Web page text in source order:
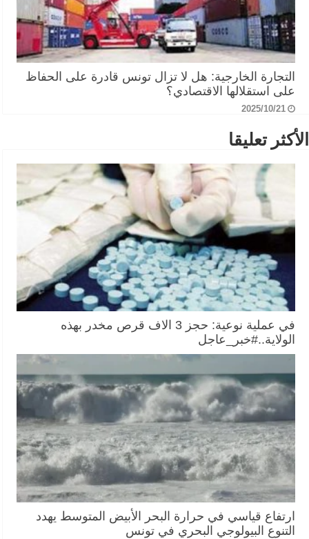
التجارة الخارجية: هل لا تزال تونس قادرة على الحفاظ
على استقلالها الاقتصادي؟
2025/10/21
الأكثر تعليقا
في عملية نوعية: حجز 3 الاف قرص مخدر بهذه
الولاية..#خبر_عاجل
ارتفاع قياسي في حرارة البحر الأبيض المتوسط يهدد
التنوع البيولوجي البحري في تونس